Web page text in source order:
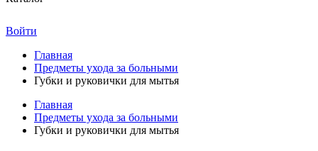
Войти
Главная
Предметы ухода за больными
Губки и руковички для мытья
Главная
Предметы ухода за больными
Губки и руковички для мытья